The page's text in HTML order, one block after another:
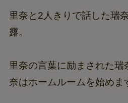
里奈と2人きりで話した瑞
露。
里奈の言葉に励まされた瑞
奈はホームルームを始めま